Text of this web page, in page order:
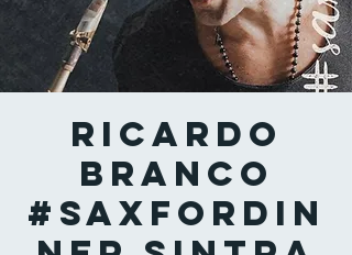
Ricardo
Branco
#SaxForDin